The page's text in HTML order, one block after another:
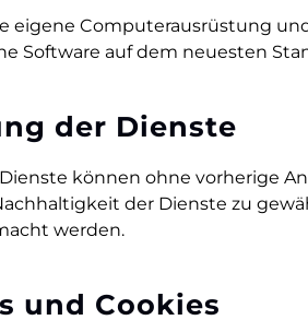
eigene Computerausrüstung
Software auf dem neuesten
der Dienste
können ohne vorherige
der Dienste zu
werden.
und Cookies